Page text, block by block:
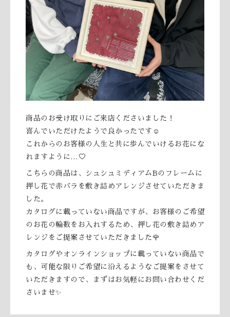
商品のお受け取りにご来店くださいました！
喜んでいただけたようで良かったです☺️
これからのお客様の人生と共に歩んでいけるお花にな
れますように…♡
こちらの商品は、シュシュミディアムBのフレームに
押し花で赤バラを敷き詰めアレンジさせていただきま
した。
カタログに載っていない商品ですが、お客様のご希望
のお花の輪数をお入れするため、押し花の敷き詰めア
レンジをご提案させていただきました🌹
カタログやオンラインショップに載っていない商品で
も、可能な限りご希望に沿えるようなご提案をさせて
いただきますので、まずはお気軽にお問い合わせくだ
さいませ✨